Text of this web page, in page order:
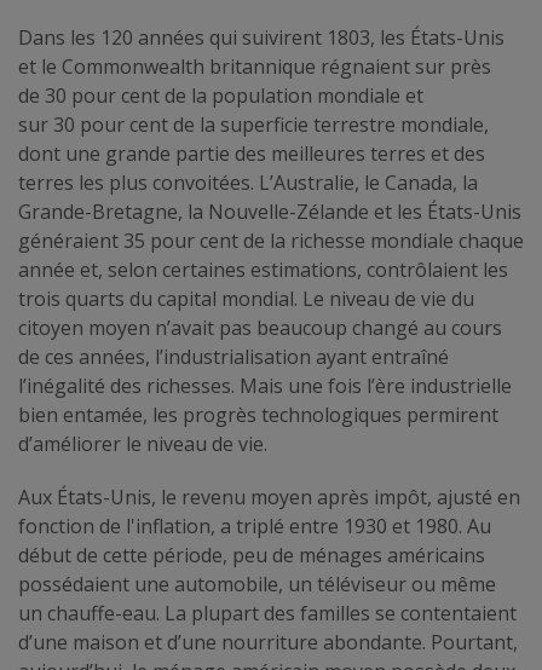
Dans les 120 années qui suivirent 1803, les États-Unis
et le Commonwealth britannique régnaient sur près
de 30 pour cent de la population mondiale et
sur 30 pour cent de la superficie terrestre mondiale,
dont une grande partie des meilleures terres et des
terres les plus convoitées. L’Australie, le Canada, la
Grande-Bretagne, la Nouvelle-Zélande et les États-Unis
généraient 35 pour cent de la richesse mondiale chaque
année et, selon certaines estimations, contrôlaient les
trois quarts du capital mondial. Le niveau de vie du
citoyen moyen n’avait pas beaucoup changé au cours
de ces années, l’industrialisation ayant entraîné
l’inégalité des richesses. Mais une fois l’ère industrielle
bien entamée, les progrès technologiques permirent
d’améliorer le niveau de vie.
Aux États-Unis, le revenu moyen après impôt, ajusté en
fonction de l'inflation, a triplé entre 1930 et 1980. Au
début de cette période, peu de ménages américains
possédaient une automobile, un téléviseur ou même
un chauffe-eau. La plupart des familles se contentaient
d’une maison et d’une nourriture abondante. Pourtant,